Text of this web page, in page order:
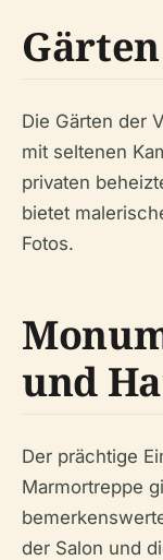
Die Gärten der
mit seltenen
privaten
bietet
Fotos.
und
Der prächtige
Marmortreppe
der Salon und